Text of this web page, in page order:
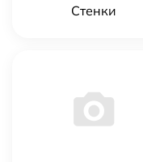
Стенки